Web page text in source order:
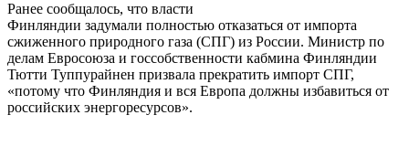
Ранее сообщалось, что власти
Финляндии задумали полностью отказаться от импорта
сжиженного природного газа (СПГ) из России. Министр по
делам Евросоюза и госсобственности кабмина Финляндии
Тютти Туппурайнен призвала прекратить импорт СПГ,
«потому что Финляндия и вся Европа должны избавиться от
российских энергоресурсов».